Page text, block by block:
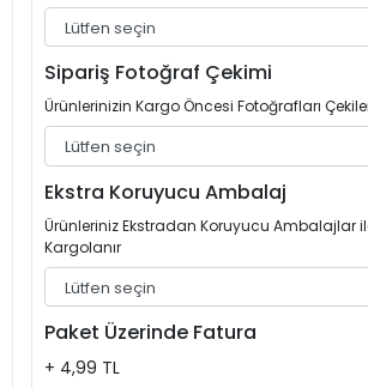
Sipariş Fotoğraf Çekimi
Ürünlerinizin Kargo Öncesi Fotoğrafları
Ekstra Koruyucu Ambalaj
Ürünleriniz Ekstradan Koruyucu Ambalajlar
Kargolanır
Paket Üzerinde Fatura
+ 4,99 TL